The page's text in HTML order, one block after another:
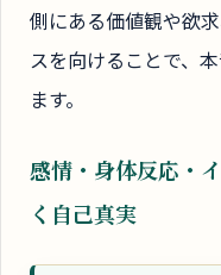
側にある価値観や欲
スを向けることで、
ます。
感情・身体反応・
く自己真実